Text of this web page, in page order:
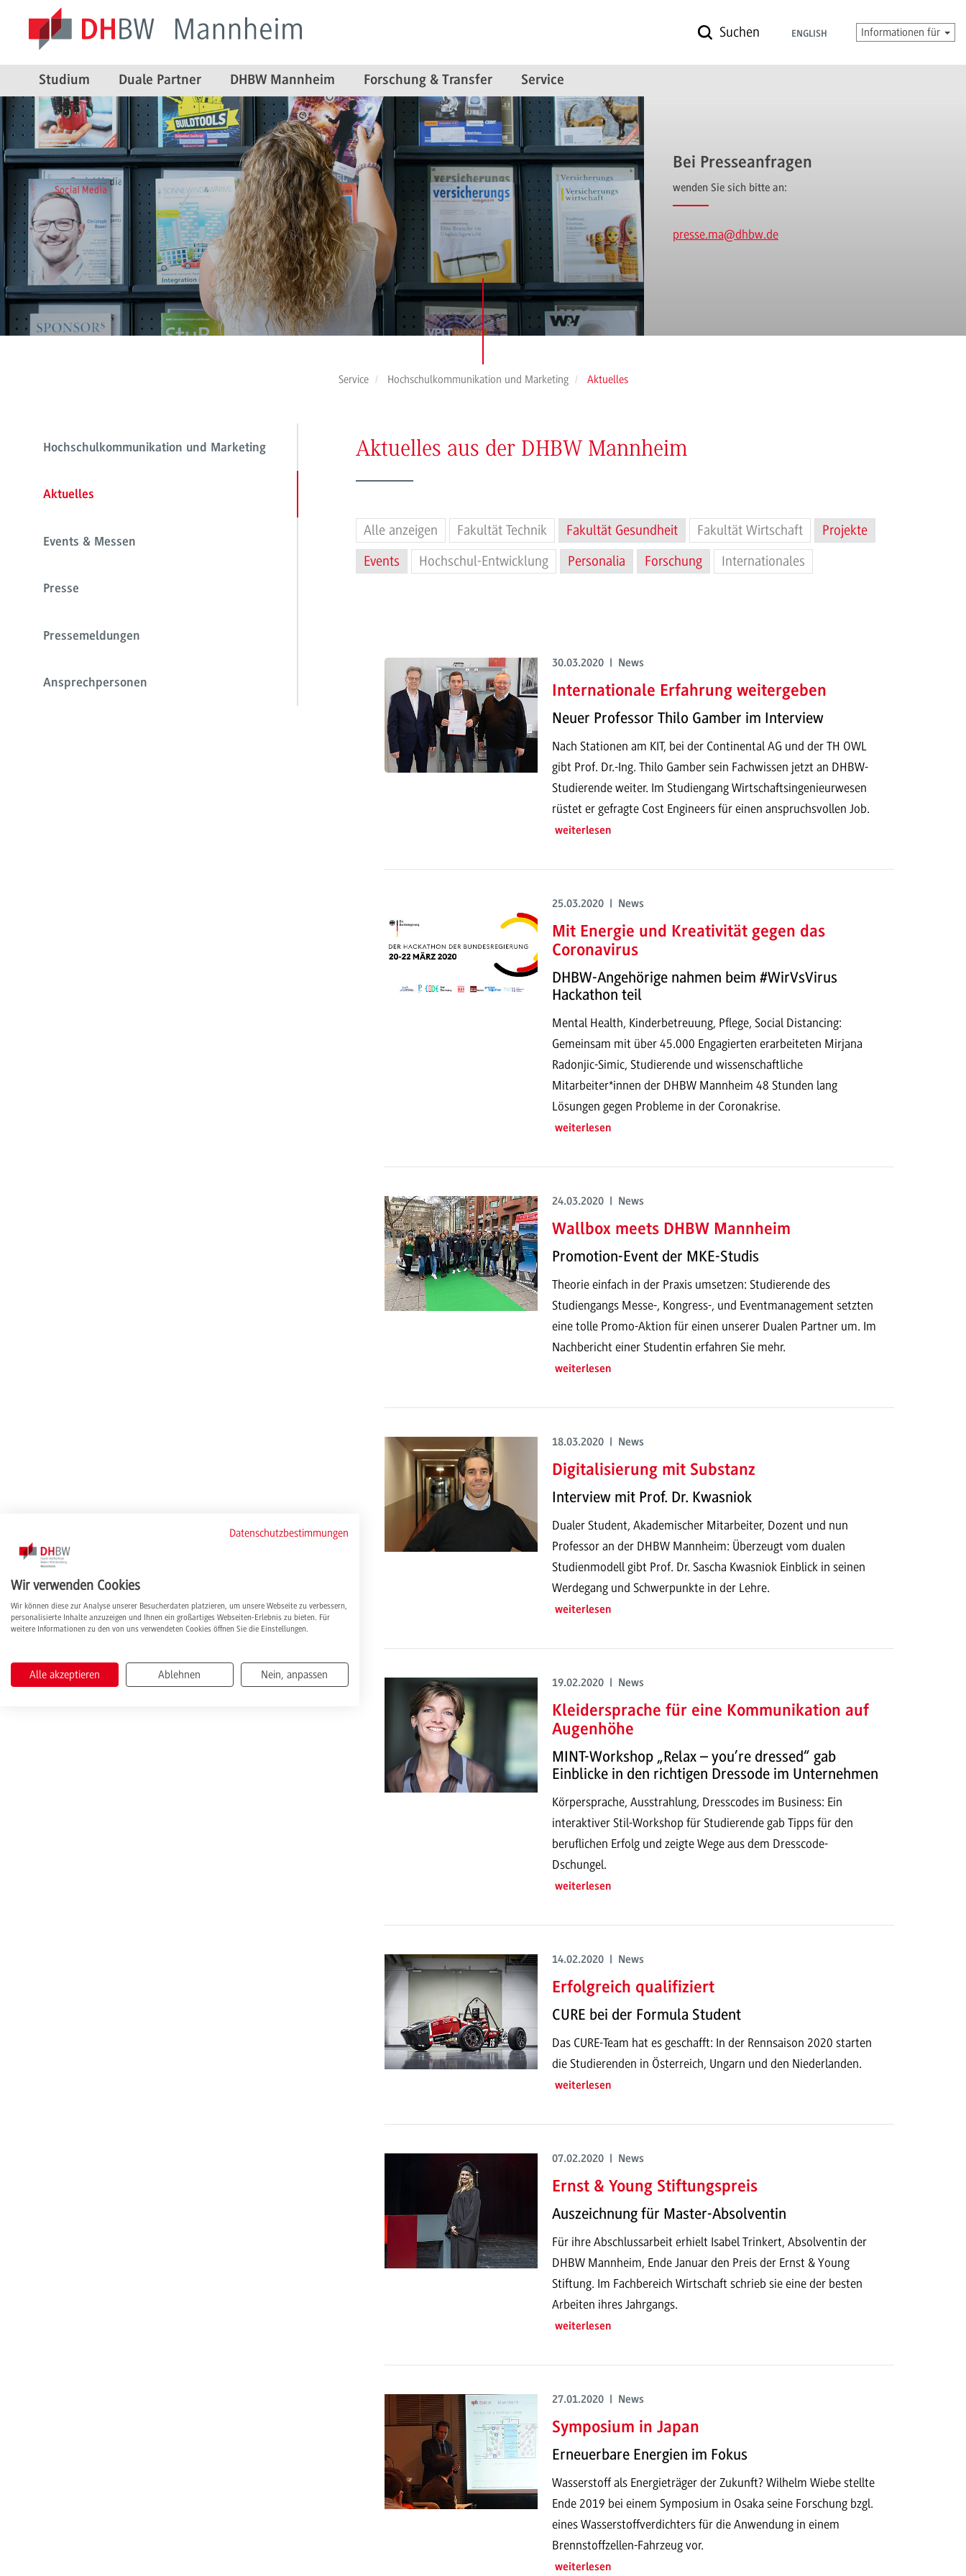
Suchen ENGLISH Informationen für
Studium Duale Partner DHBW Mannheim Forschung & Transfer Service
Bei Presseanfragen
wenden Sie sich bitte an:
presse.ma@dhbw.de
Service Hochschulkommunikation und Marketing Aktuelles
Hochschulkommunikation und Marketing
Aktuelles
Events & Messen
Presse
Pressemeldungen
Ansprechpersonen
Aktuelles aus der DHBW Mannheim
Alle anzeigen Fakultät Technik Fakultät Gesundheit Fakultät Wirtschaft
Projekte
Events
Hochschul-Entwicklung Personalia Forschung Internationales
30.03.2020 | News
Internationale Erfahrung weitergeben
Neuer Professor Thilo Gamber im Interview
Nach Stationen am KIT, bei der Continental AG und der TH OWL
gibt Prof. Dr.-Ing. Thilo Gamber sein Fachwissen jetzt an DHBW-
Studierende weiter. Im Studiengang Wirtschaftsingenieurwesen
rüstet er gefragte Cost Engineers für einen anspruchsvollen Job.
weiterlesen
25.03.2020 | News
Mit Energie und Kreativität gegen das
Coronavirus
DHBW-Angehörige nahmen beim #WirVsVirus
Hackathon teil
Mental Health, Kinderbetreuung, Pflege, Social Distancing:
Gemeinsam mit über 45.000 Engagierten erarbeiteten Mirjana
Radonjic-Simic, Studierende und wissenschaftliche
Mitarbeiter*innen der DHBW Mannheim 48 Stunden lang
Lösungen gegen Probleme in der Coronakrise.
weiterlesen
24.03.2020 | News
Wallbox meets DHBW Mannheim
Promotion-Event der MKE-Studis
Theorie einfach in der Praxis umsetzen: Studierende des
Studiengangs Messe-, Kongress-, und Eventmanagement setzten
eine tolle Promo-Aktion für einen unserer Dualen Partner um. Im
Nachbericht einer Studentin erfahren Sie mehr.
weiterlesen
18.03.2020 | News
Digitalisierung mit Substanz
Interview mit Prof. Dr. Kwasniok
Dualer Student, Akademischer Mitarbeiter, Dozent und nun
Professor an der DHBW Mannheim: Überzeugt vom dualen
Studienmodell gibt Prof. Dr. Sascha Kwasniok Einblick in seinen
Werdegang und Schwerpunkte in der Lehre.
weiterlesen
19.02.2020 | News
Kleidersprache für eine Kommunikation auf
Augenhöhe
MINT-Workshop „Relax – you’re dressed“ gab
Einblicke in den richtigen Dressode im Unternehmen
Körpersprache, Ausstrahlung, Dresscodes im Business: Ein
interaktiver Stil-Workshop für Studierende gab Tipps für den
beruflichen Erfolg und zeigte Wege aus dem Dresscode-
Dschungel.
weiterlesen
14.02.2020 | News
Erfolgreich qualifiziert
CURE bei der Formula Student
Das CURE-Team hat es geschafft: In der Rennsaison 2020 starten
die Studierenden in Österreich, Ungarn und den Niederlanden.
weiterlesen
07.02.2020 | News
Ernst & Young Stiftungspreis
Auszeichnung für Master-Absolventin
Für ihre Abschlussarbeit erhielt Isabel Trinkert, Absolventin der
DHBW Mannheim, Ende Januar den Preis der Ernst & Young
Stiftung. Im Fachbereich Wirtschaft schrieb sie eine der besten
Arbeiten ihres Jahrgangs.
weiterlesen
27.01.2020 | News
Symposium in Japan
Erneuerbare Energien im Fokus
Wasserstoff als Energieträger der Zukunft? Wilhelm Wiebe stellte
Ende 2019 bei einem Symposium in Osaka seine Forschung bzgl.
eines Wasserstoffverdichters für die Anwendung in einem
Brennstoffzellen-Fahrzeug vor.
weiterlesen
Datenschutzbestimmungen
Wir verwenden Cookies
Wir können diese zur Analyse unserer Besucherdaten platzieren, um unsere Webseite zu verbessern,
personalisierte Inhalte anzuzeigen und Ihnen ein großartiges Webseiten-Erlebnis zu bieten. Für
weitere Informationen zu den von uns verwendeten Cookies öffnen Sie die Einstellungen.
Alle akzeptieren Ablehnen Nein, anpassen